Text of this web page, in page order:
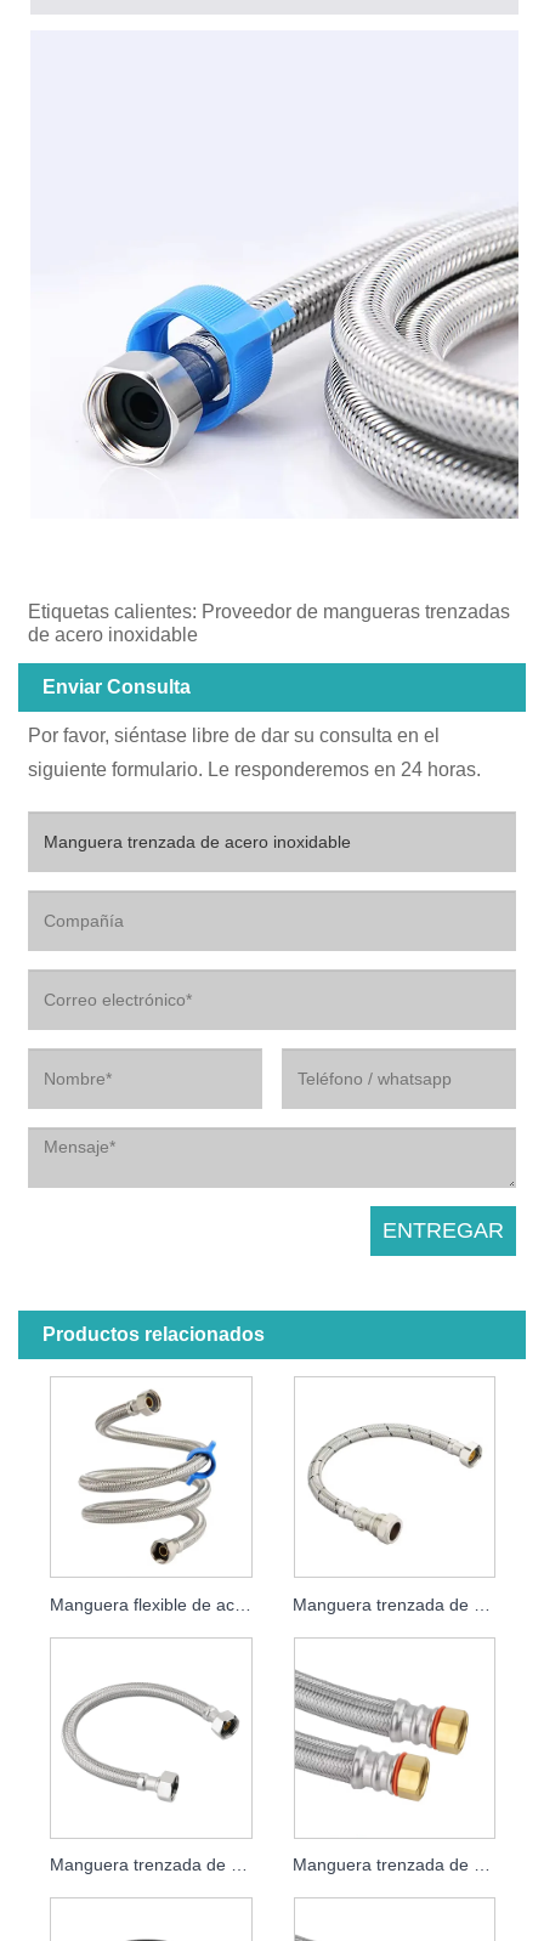
Etiquetas calientes: Proveedor de mangueras trenzadas
de acero inoxidable
Enviar Consulta
Por favor, siéntase libre de dar su consulta en el
siguiente formulario. Le responderemos en 24 horas.
Productos relacionados
Manguera flexible de acero inoxidable